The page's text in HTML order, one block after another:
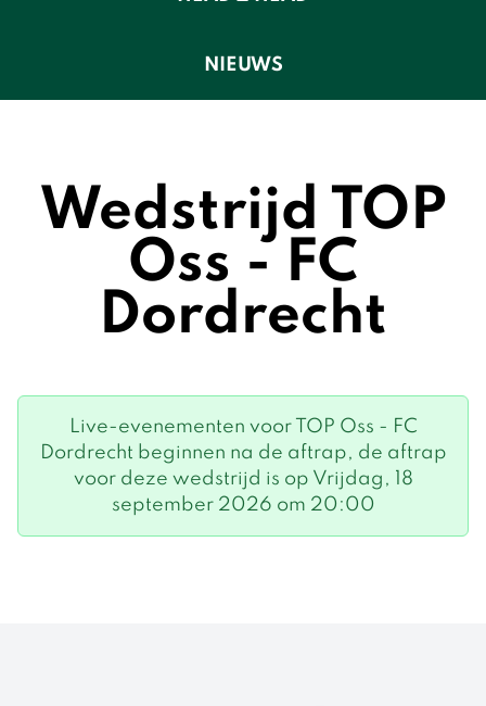
NIEUWS
Wedstrijd TOP
Oss - FC
Dordrecht
Live-evenementen voor TOP Oss - FC
Dordrecht beginnen na de aftrap, de aftrap
voor deze wedstrijd is op Vrijdag, 18
september 2026 om 20:00